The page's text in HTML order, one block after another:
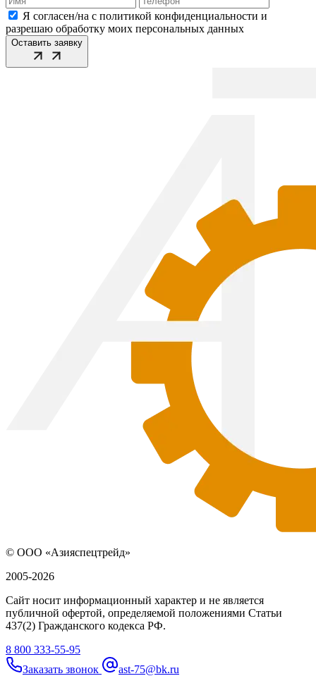
Я согласен/на с политикой конфиденциальности и
разрешаю обработку моих персональных данных
Оставить заявку
© ООО «Азияспецтрейд»
2005-2026
Сайт носит информационный характер и не является
публичной офертой, определяемой положениями Статьи
437(2) Гражданского кодекса РФ.
8 800 333-55-95
Заказать звонок
ast-75@bk.ru